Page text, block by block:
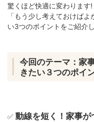
驚くほど快適に変わります!
「もう少し考えておけば
い3つのポイントをご紹介
今回のテーマ：家
きたい３つのポイ
✅ 動線を短く！家事